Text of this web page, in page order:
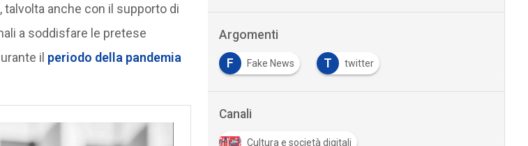
anche con il supporto di
a soddisfare le pretese
il periodo della pandemia
Argomenti
F Fake News T twitter
Canali
Cultura e società digitali